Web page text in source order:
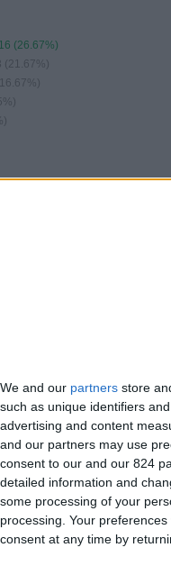
We and our partners store
such as unique identifiers
advertising and content
and our partners may use
consent to our and our 824
detailed information and
some processing of your
processing. Your
consent at any time by
16 (26.67%)
(21.67%)
ング